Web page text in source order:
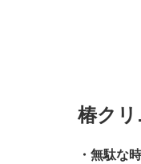
椿ク
・無駄な